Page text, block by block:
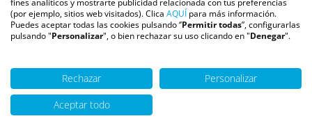
Escúchanos en
Ivoox
La mañana - TVE (10:00h)
(por ejemplo, sitios web visitados). Clica AQUÍ para más información.
Puedes aceptar todas las cookies pulsando ‘’Permitir todas”, configurarlas
pulsando "Personalizar", o bien rechazar su uso clicando en "Denegar".
Rechazar
Personalizar
Aceptar todo